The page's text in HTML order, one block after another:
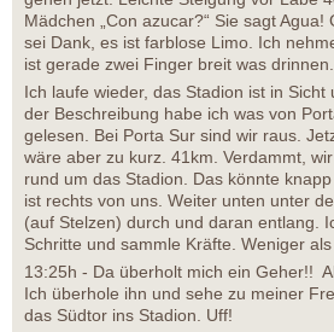
Mädchen „Con azucar?“ Sie sagt
sei Dank, es ist farblose Limo. Ich
ist gerade zwei Finger breit was
Ich laufe wieder, das Stadion ist in Sicht
der Beschreibung habe ich was von
gelesen. Bei Porta Sur sind wir raus.
wäre aber zu kurz. 41km. Verdammt,
rund um das Stadion. Das könnte
ist rechts von uns. Weiter unten unter
(auf Stelzen) durch und daran entlang.
Schritte und sammle Kräfte. Weniger
13:25h - Da überholt mich ein Geher!!
Ich überhole ihn und sehe zu meiner
das Südtor ins Stadion. Uff!